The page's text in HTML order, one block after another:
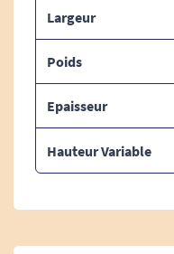
Détails techniques :
Hauteur variable :
Largeur
Poids
Epaisseur
Hauteur Variable